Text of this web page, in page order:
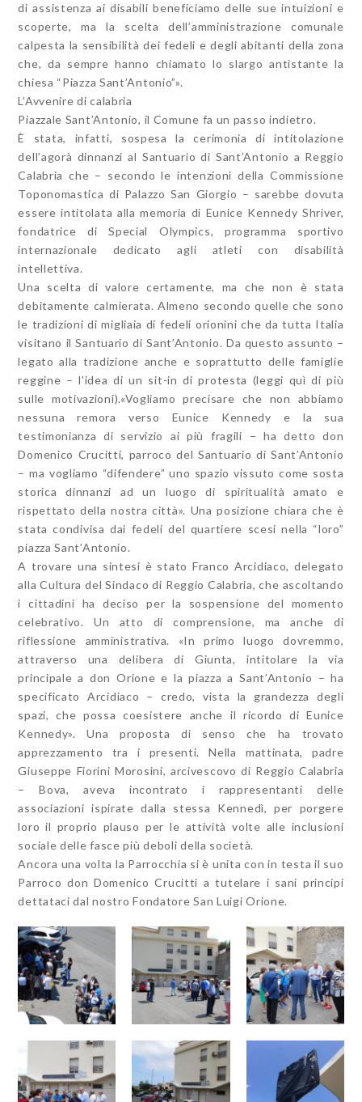
di assistenza ai disabili beneficiamo delle sue intuizioni e
scoperte, ma la scelta dell’amministrazione comunale
calpesta la sensibilità dei fedeli e degli abitanti della zona
che, da sempre hanno chiamato lo slargo antistante la
chiesa “Piazza Sant’Antonio”».
L’Avvenire di calabria
Piazzale Sant’Antonio, il Comune fa un passo indietro.
È stata, infatti, sospesa la cerimonia di intitolazione
dell’agorà dinnanzi al Santuario di Sant’Antonio a Reggio
Calabria che – secondo le intenzioni della Commissione
Toponomastica di Palazzo San Giorgio – sarebbe dovuta
essere intitolata alla memoria di Eunice Kennedy Shriver,
fondatrice di Special Olympics, programma sportivo
internazionale dedicato agli atleti con disabilità
intellettiva.
Una scelta di valore certamente, ma che non è stata
debitamente calmierata. Almeno secondo quelle che sono
le tradizioni di migliaia di fedeli orionini che da tutta Italia
visitano il Santuario di Sant’Antonio. Da questo assunto –
legato alla tradizione anche e soprattutto delle famiglie
reggine – l’idea di un sit-in di protesta (leggi quì di più
sulle motivazioni).«Vogliamo precisare che non abbiamo
nessuna remora verso Eunice Kennedy e la sua
testimonianza di servizio ai più fragili – ha detto don
Domenico Crucitti, parroco del Santuario di Sant’Antonio
– ma vogliamo “difendere” uno spazio vissuto come sosta
storica dinnanzi ad un luogo di spiritualità amato e
rispettato della nostra città». Una posizione chiara che è
stata condivisa dai fedeli del quartiere scesi nella “loro”
piazza Sant’Antonio.
A trovare una sintesi è stato Franco Arcidiaco, delegato
alla Cultura del Sindaco di Reggio Calabria, che ascoltando
i cittadini ha deciso per la sospensione del momento
celebrativo. Un atto di comprensione, ma anche di
riflessione amministrativa. «In primo luogo dovremmo,
attraverso una delibera di Giunta, intitolare la via
principale a don Orione e la piazza a Sant’Antonio – ha
specificato Arcidiaco – credo, vista la grandezza degli
spazi, che possa coesistere anche il ricordo di Eunice
Kennedy». Una proposta di senso che ha trovato
apprezzamento tra i presenti. Nella mattinata, padre
Giuseppe Fiorini Morosini, arcivescovo di Reggio Calabria
– Bova, aveva incontrato i rappresentanti delle
associazioni ispirate dalla stessa Kennedì, per porgere
loro il proprio plauso per le attività volte alle inclusioni
sociale delle fasce più deboli della società.
Ancora una volta la Parrocchia si è unita con in testa il suo
Parroco don Domenico Crucitti a tutelare i sani principi
dettataci dal nostro Fondatore San Luigi Orione.